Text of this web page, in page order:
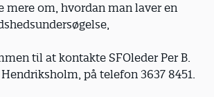
mere om, hvordan man laver en
til at kontakte SFOleder Per B.
på telefon 3637 8451.